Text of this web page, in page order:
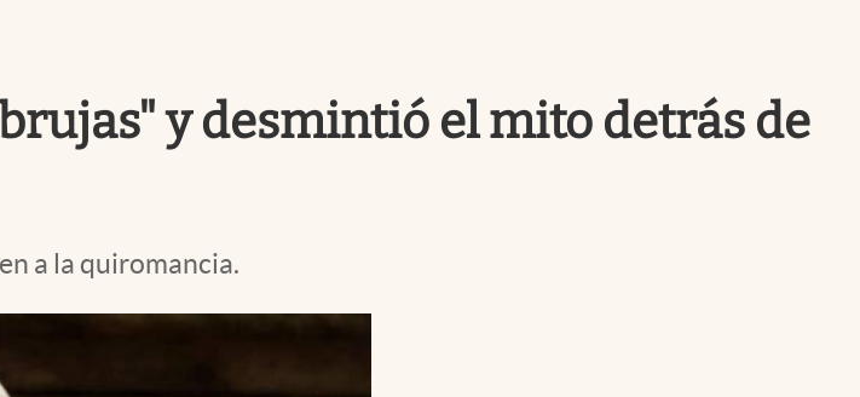
y desmintió el mito detrás de
a la quiromancia.